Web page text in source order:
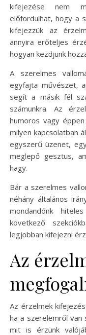
kifejezése nem
előfordulhat, hogy a
kifejezzük az
annyira erőteljes
hogyan kezdjünk
A szerelmes
egyfajta művészet,
segít a másik fél
számunkra. Az
humoros vagy
milyen kapcsolatban
egyszerű üzenet,
meglepő gesztus,
hagy.
Bár a szerelmes
néhány általános
mondandónk
következő
legjobban kifejezni
Az
Az érzelmek
ha a szerelemről van
mit is érzünk